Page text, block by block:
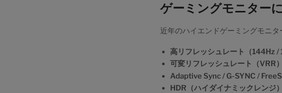
ゲーミングモニター
近年のハイエンドゲーミングモニタ
高リフレッシュレート（144Hz /
可変リフレッシュレート（VRR）
Adaptive Sync / G-SYNC /
HDR（ハイダイナミックレンジ）